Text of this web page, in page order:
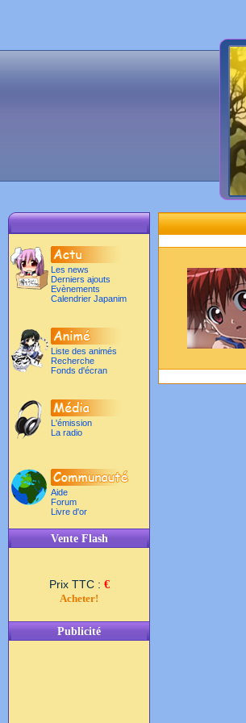
Les news
Derniers ajouts
Evènements
Calendrier Japanim
Liste des animés
Recherche
Fonds d'écran
L'émission
La radio
Aide
Forum
Livre d'or
Vente Flash
Prix TTC : €
Acheter!
Publicité